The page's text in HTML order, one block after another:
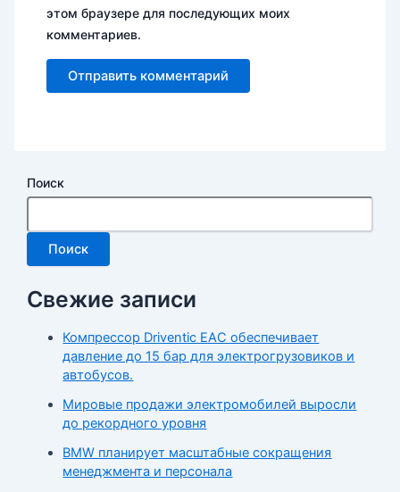
этом браузере для последующих моих
комментариев.
Поиск
Поиск
Свежие записи
Компрессор Driventic EAC обеспечивает
давление до 15 бар для электрогрузовиков и
автобусов.
Мировые продажи электромобилей выросли
до рекордного уровня
BMW планирует масштабные сокращения
менеджмента и персонала